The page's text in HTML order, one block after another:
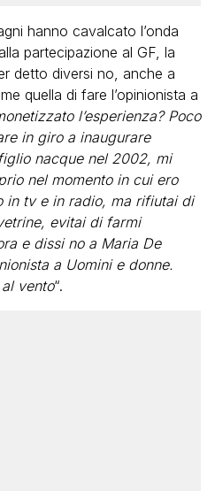
hanno cavalcato l’onda
partecipazione al GF, la
detto diversi no, anche a
quella di fare l’opinionista a
l’esperienza? Poco
in giro a inaugurare
nacque nel 2002, mi
nel momento in cui ero
in tv e in radio, ma rifiutai di
evitai di farmi
e dissi no a Maria De
a Uomini e donne.
vento“.